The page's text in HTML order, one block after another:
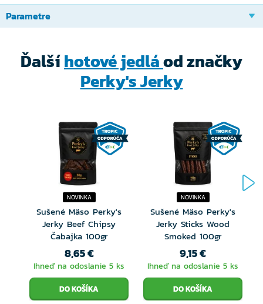
tak, aby si zachoval maximálnu kvalitu, bielkoviny a
autentickú chuť mäsa bez zbytočností.
Tento produkt je ideálny pre všetkých, ktorí milujú
jednoduché, skutočné a výrazne mäsové chute s
počas dňa.
100 g sušeného mäsa je vyrobené z 260 g prémiového
hovädzieho zadného
Použité korenie a marináda:
Sójová omáčka (fermentovaná sója, fermentovaná
pšenica – bez lepku, jedlá soľ, prírodná aróma),
worcestrová omáčka (fermentovaná sója,
Parametre
Ďalšíhotové jedláod značky
Perky's Jerky
NOVINKA
Sušené Mäso Perky's
Jerky Beef Chipsy
Čabajka 100gr
8,65 €
Ihneď na odoslanie 5 ks
NOVINKA
Sušené Mäso Perky's
Jerky Sticks Wood
Smoked 100gr
9,15 €
Ihneď na odoslanie 5 ks